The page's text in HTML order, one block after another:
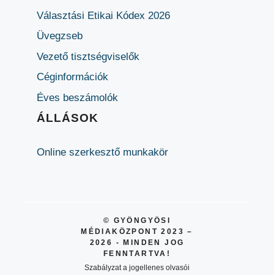
Választási Etikai Kódex 2026
Üvegzseb
Vezető tisztségviselők
Céginformációk
Éves beszámolók
ÁLLÁSOK
Online szerkesztő munkakör
© GYÖNGYÖSI
MÉDIAKÖZPONT 2023 –
2026 - MINDEN JOG
FENNTARTVA!
Szabályzat a jogellenes olvasói